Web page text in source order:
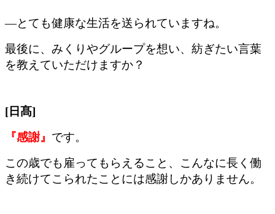
―とても健康な生活を送られていますね。
最後に、みくりやグループを想い、紡ぎたい言葉
を教えていただけますか？
[日髙]
『感謝』 です。
この歳でも雇ってもらえること、こんなに長く働
き続けてこられたことには感謝しかありません。